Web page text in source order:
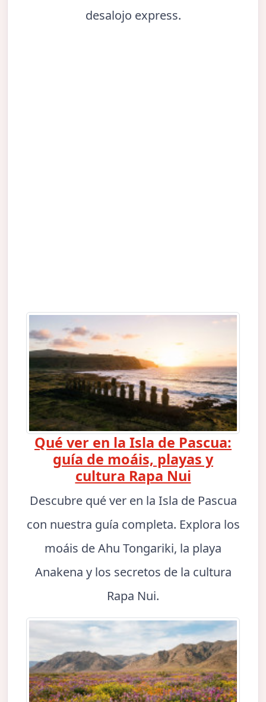
desalojo express.
Qué ver en la Isla de Pascua:
guía de moáis, playas y
cultura Rapa Nui
Descubre qué ver en la Isla de Pascua
con nuestra guía completa. Explora los
moáis de Ahu Tongariki, la playa
Anakena y los secretos de la cultura
Rapa Nui.